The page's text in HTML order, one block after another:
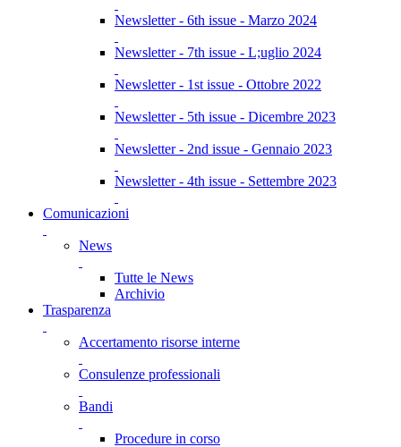
Newsletter - 6th issue - Marzo 2024
Newsletter - 7th issue - L;uglio 2024
Newsletter - 1st issue - Ottobre 2022
Newsletter - 5th issue - Dicembre 2023
Newsletter - 2nd issue - Gennaio 2023
Newsletter - 4th issue - Settembre 2023
Comunicazioni
News
Tutte le News
Archivio
Trasparenza
Accertamento risorse interne
Consulenze professionali
Bandi
Procedure in corso